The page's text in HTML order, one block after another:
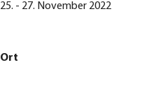
25. - 27. November 2022
Ort